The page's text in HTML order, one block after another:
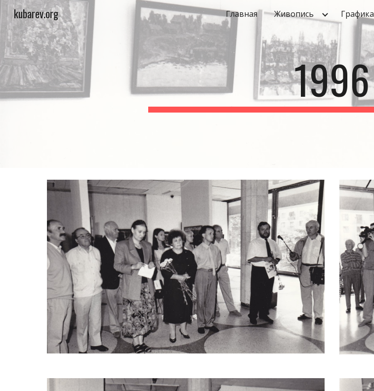
Skip to main content
kubarev.org Главная Живопись Графика
1996